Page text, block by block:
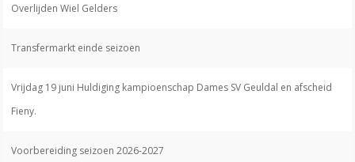
Overlijden Wiel Gelders
Transfermarkt einde seizoen
Vrijdag 19 juni Huldiging kampioenschap Dames SV Geuldal en afscheid
Fieny.
Voorbereiding seizoen 2026-2027